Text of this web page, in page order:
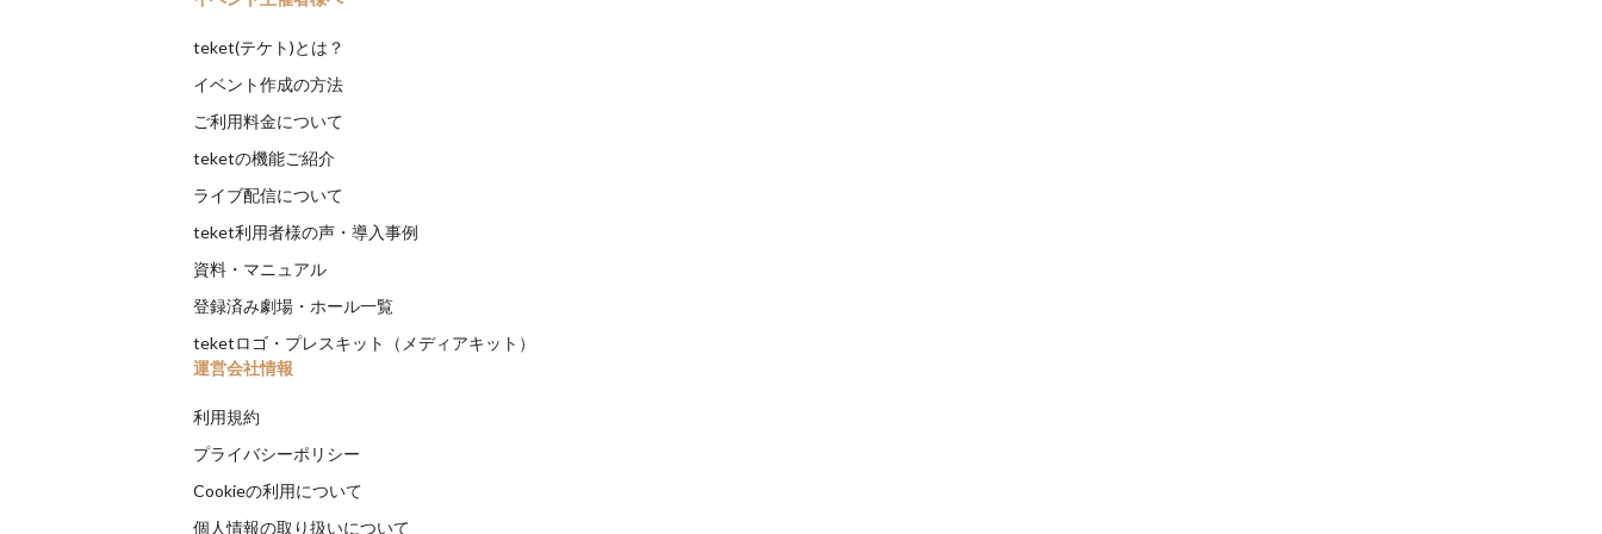
teket(テケト)とは？
イベント作成の方法
ご利用料金について
teketの機能ご紹介
ライブ配信について
teket利用者様の声・導入事例
資料・マニュアル
登録済み劇場・ホール一覧
teketロゴ・プレスキット（メディアキット）
運営会社情報
利用規約
プライバシーポリシー
Cookieの利用について
個人情報の取り扱いについて